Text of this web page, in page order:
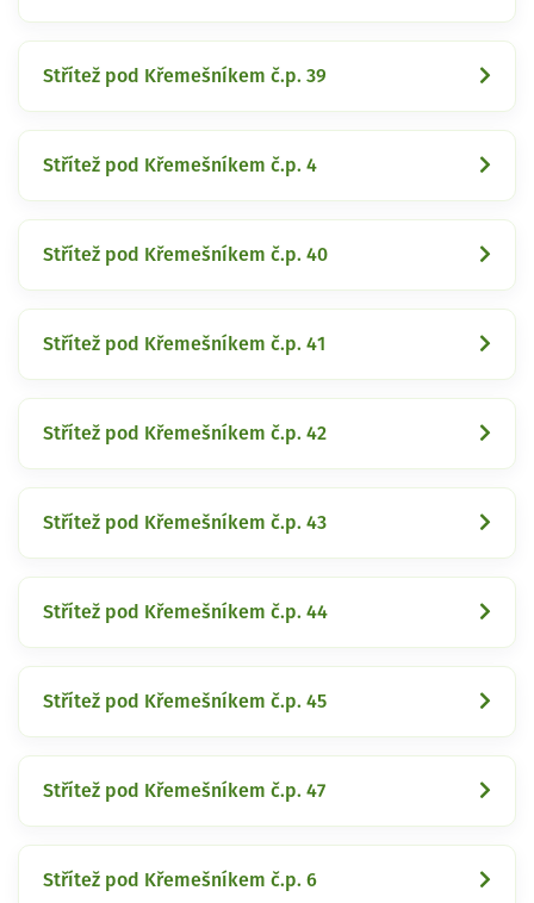
Střítež pod Křemešníkem č.p. 39
Střítež pod Křemešníkem č.p. 4
Střítež pod Křemešníkem č.p. 40
Střítež pod Křemešníkem č.p. 41
Střítež pod Křemešníkem č.p. 42
Střítež pod Křemešníkem č.p. 43
Střítež pod Křemešníkem č.p. 44
Střítež pod Křemešníkem č.p. 45
Střítež pod Křemešníkem č.p. 47
Střítež pod Křemešníkem č.p. 6